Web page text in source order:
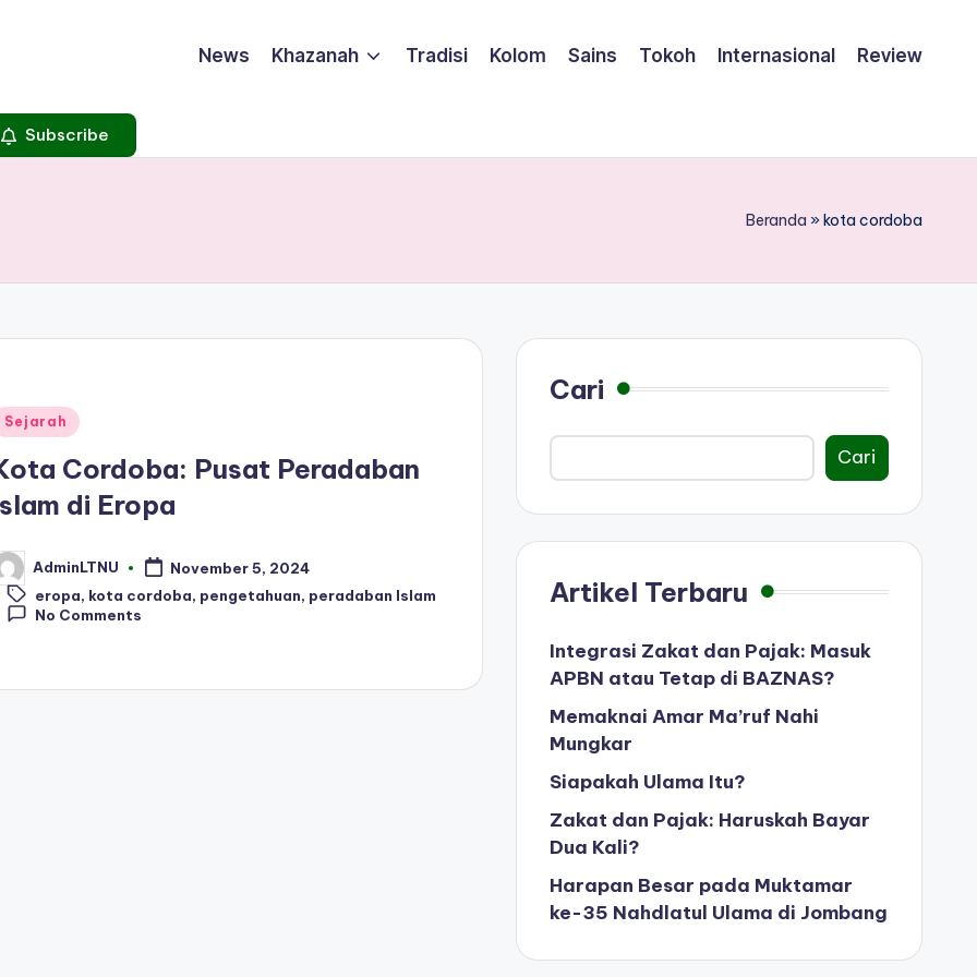
News Khazanah Tradisi Kolom Sains Tokoh Internasional Review
Subscribe
Beranda »kota cordoba
Sejarah
Cordoba: Pusat Peradaban
di Eropa
AdminLTNU
November 5, 2024
Tags:
eropa, kota cordoba, pengetahuan, peradaban Islam
No Comments
Cari
Cari
Artikel Terbaru
Integrasi Zakat dan Pajak: Masuk
APBN atau Tetap di BAZNAS?
Memaknai Amar Ma’ruf Nahi
Mungkar
Siapakah Ulama Itu?
Zakat dan Pajak: Haruskah Bayar
Dua Kali?
Harapan Besar pada Muktamar
ke-35 Nahdlatul Ulama di Jombang